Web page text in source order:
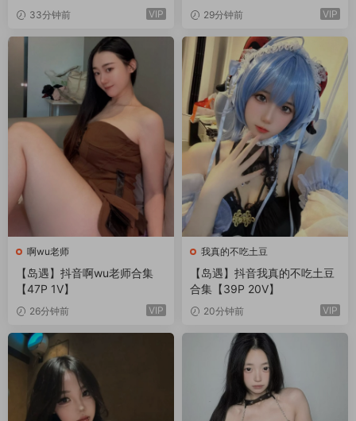
33分钟前 VIP 29分钟前 VIP
啊wu老师
【岛遇】抖音啊wu老师合集
【47P 1V】
26分钟前 VIP
我真的不吃土豆
【岛遇】抖音我真的不吃土豆
合集【39P 20V】
20分钟前 VIP